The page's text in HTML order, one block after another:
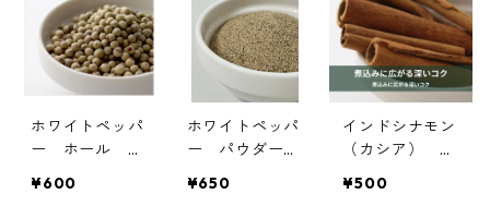
ホワイトペッパ
ー ホール 25
¥600
ホワイトペッパ
ー パウダー
¥650
インドシナモン
（カシア） ス
¥500